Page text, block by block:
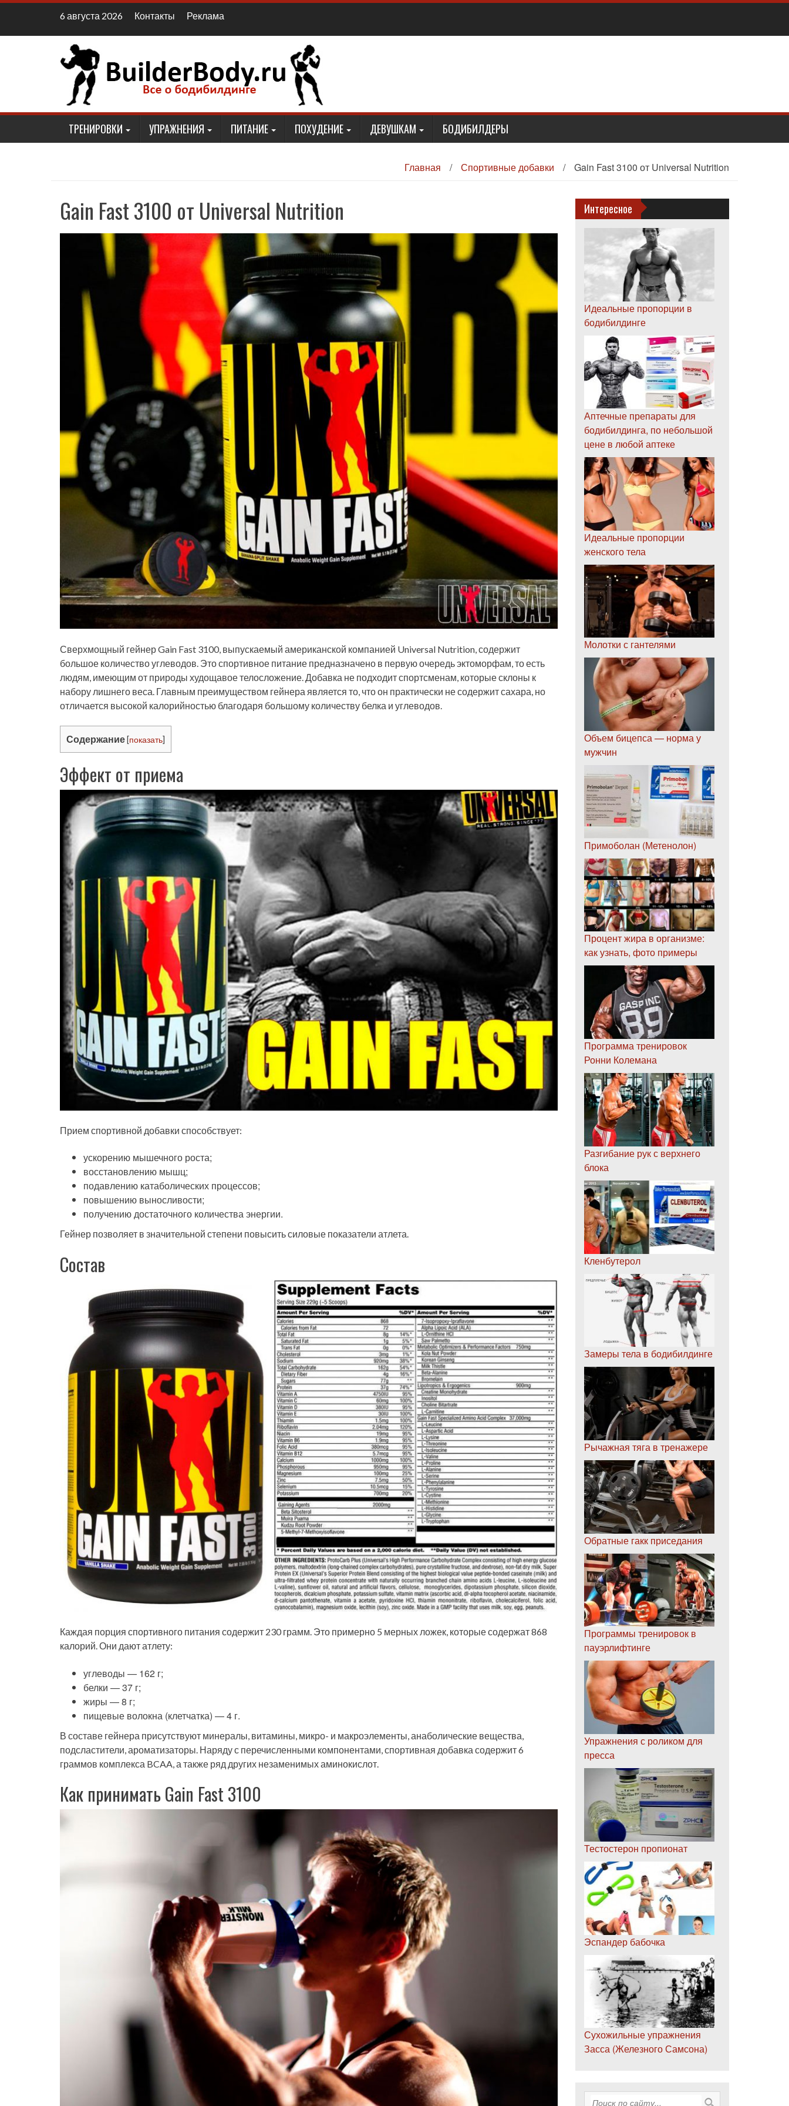
Наверх
6 августа 2026 Контакты Реклама
ТРЕНИРОВКИ УПРАЖНЕНИЯ ПИТАНИЕ ПОХУДЕНИЕ ДЕВУШКАМ БОДИБИЛДЕРЫ
Главная / Спортивные добавки / Gain Fast 3100 от Universal Nutrition
Gain Fast 3100 от Universal Nutrition
Сверхмощный гейнер Gain Fast 3100, выпускаемый американской компанией Universal Nutrition, содержит
большое количество углеводов. Это спортивное питание предназначено в первую очередь эктоморфам, то есть
людям, имеющим от природы худощавое телосложение. Добавка не подходит спортсменам, которые склоны к
набору лишнего веса. Главным преимуществом гейнера является то, что он практически не содержит сахара, но
отличается высокой калорийностью благодаря большому количеству белка и углеводов.
Содержание [показать]
Эффект от приема
Прием спортивной добавки способствует:
ускорению мышечного роста;
восстановлению мышц;
подавлению катаболических процессов;
повышению выносливости;
получению достаточного количества энергии.
Гейнер позволяет в значительной степени повысить силовые показатели атлета.
Состав
Каждая порция спортивного питания содержит 230 грамм. Это примерно 5 мерных ложек, которые содержат 868
калорий. Они дают атлету:
углеводы — 162 г;
белки — 37 г;
жиры — 8 г;
пищевые волокна (клетчатка) — 4 г.
В составе гейнера присутствуют минералы, витамины, микро- и макроэлементы, анаболические вещества,
подсластители, ароматизаторы. Наряду с перечисленными компонентами, спортивная добавка содержит 6
граммов комплекса BCAA, а также ряд других незаменимых аминокислот.
Как принимать Gain Fast 3100
Интересное
Идеальные пропорции в
бодибилдинге
Аптечные препараты для
бодибилдинга, по небольшой
цене в любой аптеке
Идеальные пропорции
женского тела
Молотки с гантелями
Объем бицепса — норма у
мужчин
Примоболан (Метенолон)
Процент жира в организме:
как узнать, фото примеры
Программа тренировок
Ронни Колемана
Разгибание рук с верхнего
блока
Кленбутерол
Замеры тела в бодибилдинге
Рычажная тяга в тренажере
Обратные гакк приседания
Программы тренировок в
пауэрлифтинге
Упражнения с роликом для
пресса
Тестостерон пропионат
Эспандер бабочка
Сухожильные упражнения
Засса (Железного Самсона)